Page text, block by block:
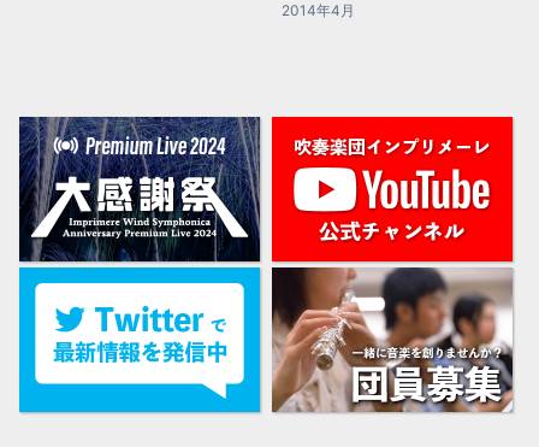
2014年4月